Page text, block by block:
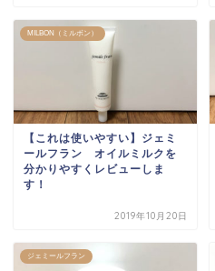
MILBON（ミルボン）
【これは使いやすい】ジェミ
ールフラン オイルミルクを
分かりやすくレビューしま
す！
2019年10月20日
ジェミールフラン